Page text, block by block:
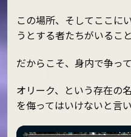
この場所、そしてここに
うとする者たちがいること
だからこそ、身内で争っ
オリーク、という存在の
を侮ってはいけないと言